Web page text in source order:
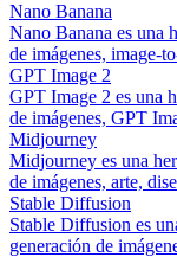
Nano Banana
Nano Banana es una
de imágenes, image-
GPT Image 2
GPT Image 2 es una
de imágenes, GPT
Midjourney
Midjourney es una
de imágenes, arte,
Stable Diffusion
Stable Diffusion es
generación de